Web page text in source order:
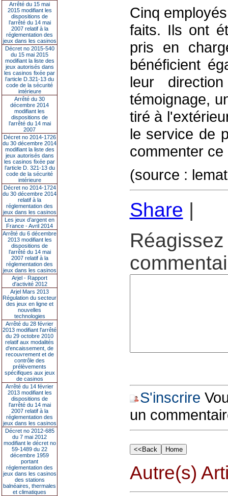
Arrêté du 15 mai
2015 modifiant les
dispositions de
l’arrêté du 14 mai
2007 relatif à la
réglementation des
jeux dans les casinos
Décret no 2015-540
du 15 mai 2015
modifiant la liste des
jeux autorisés dans
les casinos fixée par
l’article D.321-13 du
code de la sécurité
intérieure
Arrêté du 30
décembre 2014
modifiant les
dispositions de
l’arrêté du 14 mai
2007
Décret no 2014-1726
du 30 décembre 2014
modifiant la liste des
jeux autorisés dans
les casinos fixée par
l’article D. 321-13 du
code de la sécurité
intérieure
Décret no 2014-1724
du 30 décembre 2014
relatif à la
réglementation des
jeux dans les casinos
Les jeux d’argent en
France - Avril 2014
Arrêté du 6 décembre
2013 modifiant les
dispositions de
l’arrêté du 14 mai
2007 relatif à la
réglementation des
jeux dans les casinos
Arjel - Rapport
d'activité 2012
Arjel Mars 2013
Régulation du secteur
des jeux en ligne et
nouvelles
technologies
Arrêté du 28 février
2013 modifiant l'arrêté
du 29 octobre 2010
relatif aux modalités
d'encaissement, de
recouvrement et de
contrôle des
prélèvements
spécifiques aux jeux
de casinos
Arrêté du 14 février
2013 modifiant les
dispositions de
l'arrêté du 14 mai
2007 relatif à la
réglementation des
jeux dans les casinos
Décret no 2012-685
du 7 mai 2012
modifiant le décret no
59-1489 du 22
décembre 1959
portant
réglementation des
jeux dans les casinos
des stations
balnéaires, thermales
et climatiques
Cinq
faits. Ils ont
pris en
bénéficient
leur
témoignage,
tiré à
le service de
commenter ce
(source :
Share |
S'inscrire
un
Autre(s)